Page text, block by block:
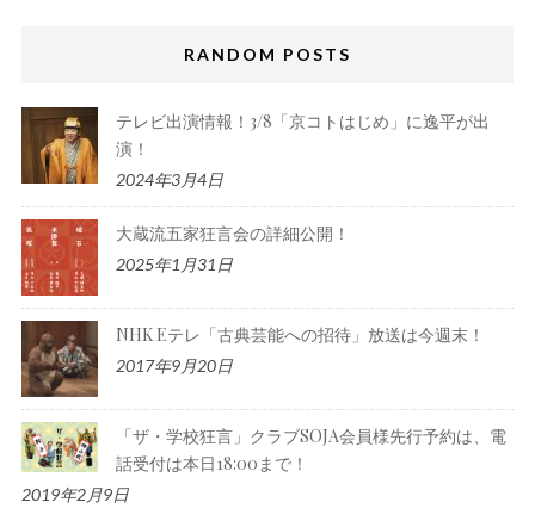
RANDOM POSTS
テレビ出演情報！3/8「京コトはじめ」に逸平が出
演！
2024年3月4日
大蔵流五家狂言会の詳細公開！
2025年1月31日
NHK Eテレ「古典芸能への招待」放送は今週末！
2017年9月20日
「ザ・学校狂言」クラブSOJA会員様先行予約は、電
話受付は本日18:00まで！
2019年2月9日